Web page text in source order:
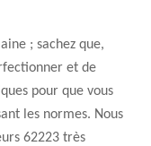
; sachez que,
et de
pour que vous
les normes. Nous
62223 très